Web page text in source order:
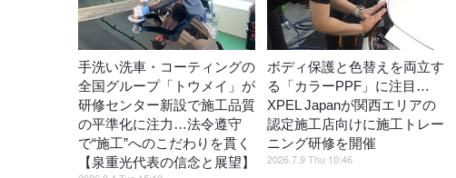
手洗い洗車・コーティングの
全国グループ「トウメイ」が
研修センター新設で施工品質
の平準化に注力…法令遵守
で“施工”へのこだわりを貫く
【泉重光代表の信念と展望】
ボディ保護と色替えを両立す
る「カラーPPF」に注目…
XPEL Japanが関西エリアの
認定施工店向けに施工トレー
ニング研修を開催
2026.7.9 Thu 10:46